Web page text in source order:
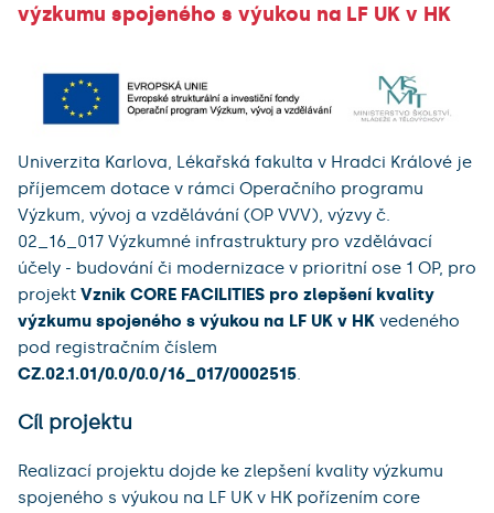
výzkumu spojeného s výukou na LF UK v HK
Univerzita Karlova, Lékařská fakulta v Hradci Králové je
příjemcem dotace v rámci Operačního programu
Výzkum, vývoj a vzdělávání (OP VVV), výzvy č.
02_16_017 Výzkumné infrastruktury pro vzdělávací
účely - budování či modernizace v prioritní ose 1 OP, pro
projekt Vznik CORE FACILITIES pro zlepšení kvality
výzkumu spojeného s výukou na LF UK v HK vedeného
pod registračním číslem
CZ.02.1.01/0.0/0.0/16_017/0002515.
Cíl projektu
Realizací projektu dojde ke zlepšení kvality výzkumu
spojeného s výukou na LF UK v HK pořízením core